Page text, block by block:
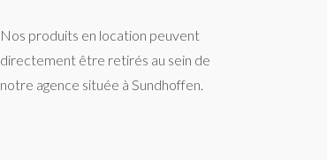
Nos produits en location peuvent
directement être retirés au sein de
notre agence située à Sundhoffen.